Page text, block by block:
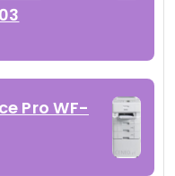
Pro WF-